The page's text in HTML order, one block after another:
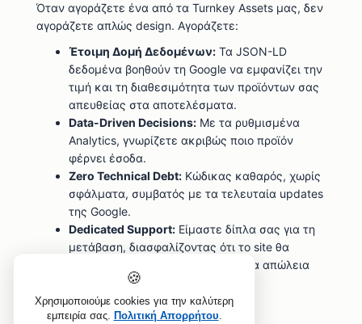
Όταν αγοράζετε ένα από τα Turnkey Assets μας, δεν
αγοράζετε απλώς design. Αγοράζετε:
Έτοιμη Δομή Δεδομένων: Τα JSON-LD
δεδομένα βοηθούν τη Google να εμφανίζει την
τιμή και τη διαθεσιμότητα των προϊόντων σας
απευθείας στα αποτελέσματα.
Data-Driven Decisions: Με τα ρυθμισμένα
Analytics, γνωρίζετε ακριβώς ποιο προϊόν
φέρνει έσοδα.
Zero Technical Debt: Κώδικας καθαρός, χωρίς
σφάλματα, συμβατός με τα τελευταία updates
της Google.
Dedicated Support: Είμαστε δίπλα σας για τη
μετάβαση, διασφαλίζοντας ότι το site θα
συνεχίσει να αποδίδει χωρίς καμία απώλεια
σε rankings.🍪
Χρησιμοποιούμε cookies για την καλύτερη
εμπειρία σας. Πολιτική Απορρήτου.